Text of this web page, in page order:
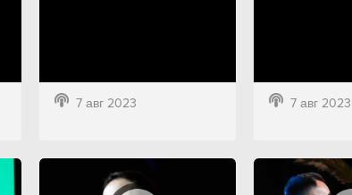
7 авг 2023 7 авг 2023